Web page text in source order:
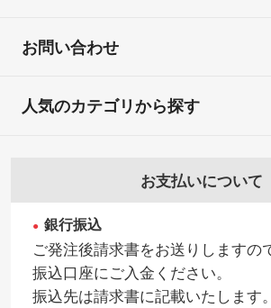
お問い合わせ
お支払いについて
銀行振込
ご発注後請求書をお送りしますの
振込口座にご入金ください。
振込先は請求書に記載いたします。
人気のカテゴリから探す